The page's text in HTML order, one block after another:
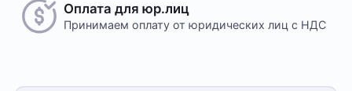
Оплата для юр.лиц
Принимаем оплату от юридических лиц с НДС